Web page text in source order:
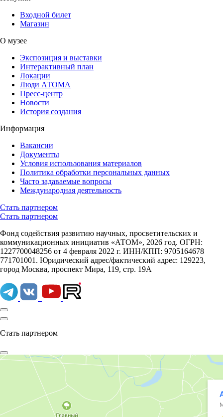
Входной билет
Магазин
О музее
Экспозиция и выставки
Интерактивный план
Локации
Люди АТОМА
Пресс-центр
Новости
История создания
Информация
Вакансии
Документы
Условия использования материалов
Политика обработки персональных данных
Часто задаваемые вопросы
Международная деятельность
Стать партнером
Стать партнером
Фонд содействия развитию научных, просветительских и
коммуникационных инициатив «АТОМ», 2026 год. ОГРН:
1227700048256 от 4 февраля 2022 г. ИНН/КПП: 9705164678
771701001. Юридический адрес/фактический адрес: 129223,
город Москва, проспект Мира, 119, стр. 19А
Стать партнером